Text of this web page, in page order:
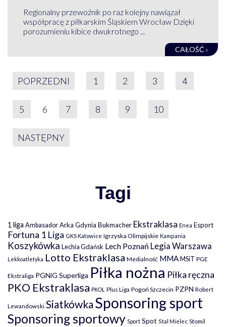
Regionalny przewoźnik po raz kolejny nawiązał
współpracę z piłkarskim Śląskiem Wrocław Dzięki
porozumieniu kibice dwukrotnego ...
CAŁOŚĆ ›
STRONICOWANIE
POPRZEDNI 1 2 3 4
5 6 7 8 9 10
NASTĘPNY
Tagi
1 liga Ambasador Arka Gdynia Bukmacher Ekstraklasa Enea Esport
Fortuna 1 Liga GKS Katowice Igrzyska Olimpijskie Kampania
Koszykówka Lechia Gdańsk Lech Poznań Legia Warszawa
Lekkoatletyka Lotto Ekstraklasa Medialność MMAMSiT PGE
Ekstraliga PGNiG Superliga Piłka nożna Piłka ręczna
PKO Ekstraklasa PKOL Plus Liga Pogoń Szczecin PZPN Robert
Lewandowski Siatkówka Sponsoring sport
Sponsoring sportowy Sport Spot Stal Mielec Stomil